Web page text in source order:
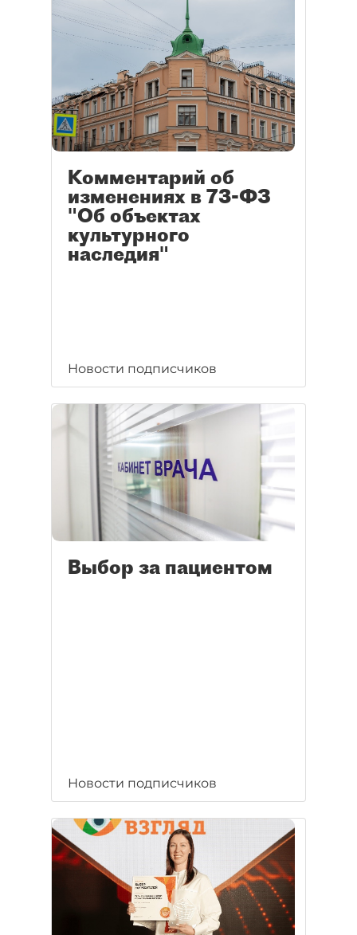
Комментарий об
изменениях в 73-ФЗ
"Об объектах
культурного
наследия"
Новости подписчиков
Выбор за пациентом
Новости подписчиков